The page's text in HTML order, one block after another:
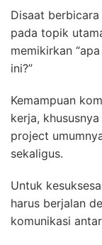
Disaat
pada topik
memikirkan
ini?”
Kemampuan
kerja,
project
sekaligus.
Untuk
harus berjalan
komunikasi